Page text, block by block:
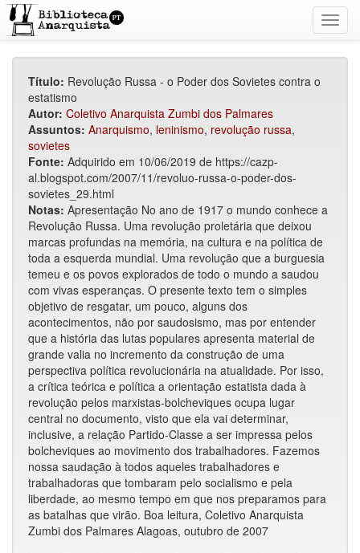
Título: Revolução Russa - o Poder dos Sovietes contra o
estatismo
Autor: Coletivo Anarquista Zumbi dos Palmares
Assuntos: Anarquismo, leninismo, revolução russa,
sovietes
Fonte: Adquirido em 10/06/2019 de https://cazp-
al.blogspot.com/2007/11/revoluo-russa-o-poder-dos-
sovietes_29.html
Notas: Apresentação No ano de 1917 o mundo conhece a
Revolução Russa. Uma revolução proletária que deixou
marcas profundas na memória, na cultura e na política de
toda a esquerda mundial. Uma revolução que a burguesia
temeu e os povos explorados de todo o mundo a saudou
com vivas esperanças. O presente texto tem o simples
objetivo de resgatar, um pouco, alguns dos
acontecimentos, não por saudosismo, mas por entender
que a história das lutas populares apresenta material de
grande valia no incremento da construção de uma
perspectiva política revolucionária na atualidade. Por isso,
a crítica teórica e política a orientação estatista dada à
revolução pelos marxistas-bolcheviques ocupa lugar
central no documento, visto que ela vai determinar,
inclusive, a relação Partido-Classe a ser impressa pelos
bolcheviques ao movimento dos trabalhadores. Fazemos
nossa saudação à todos aqueles trabalhadores e
trabalhadoras que tombaram pelo socialismo e pela
liberdade, ao mesmo tempo em que nos preparamos para
as batalhas que virão. Boa leitura, Coletivo Anarquista
Zumbi dos Palmares Alagoas, outubro de 2007